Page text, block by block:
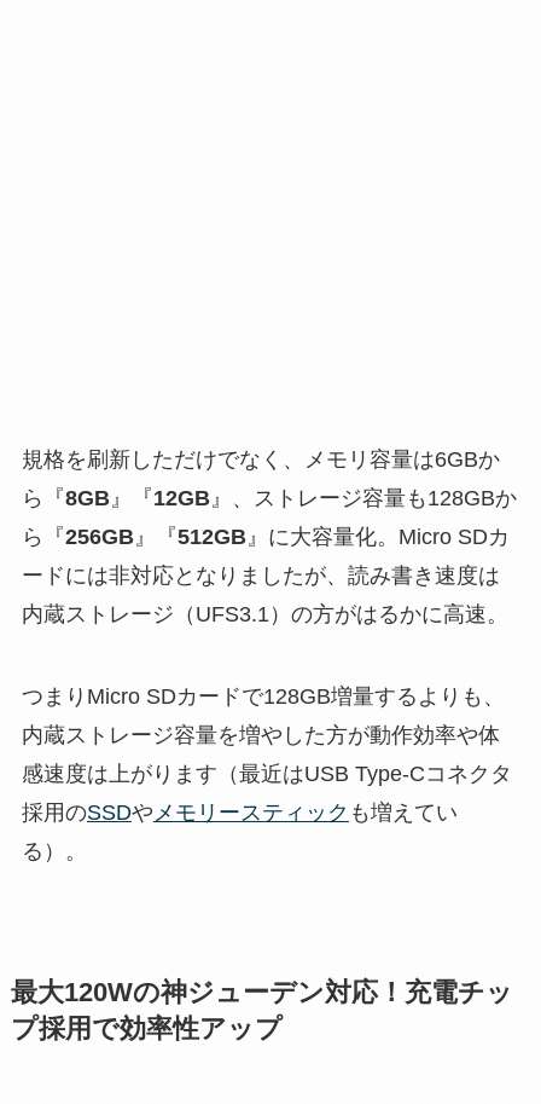
規格を刷新しただけでなく、メモリ容量は6GBか
ら『8GB』『12GB』、ストレージ容量も128GBか
ら『256GB』『512GB』に大容量化。Micro SDカ
ードには非対応となりましたが、読み書き速度は
内蔵ストレージ（UFS3.1）の方がはるかに高速。
つまりMicro SDカードで128GB増量するよりも、
内蔵ストレージ容量を増やした方が動作効率や体
感速度は上がります（最近はUSB Type-Cコネクタ
採用のSSDや メモリースティック も増えてい
る）。
最大120Wの神ジューデン対応！充電チッ
プ採用で効率性アップ